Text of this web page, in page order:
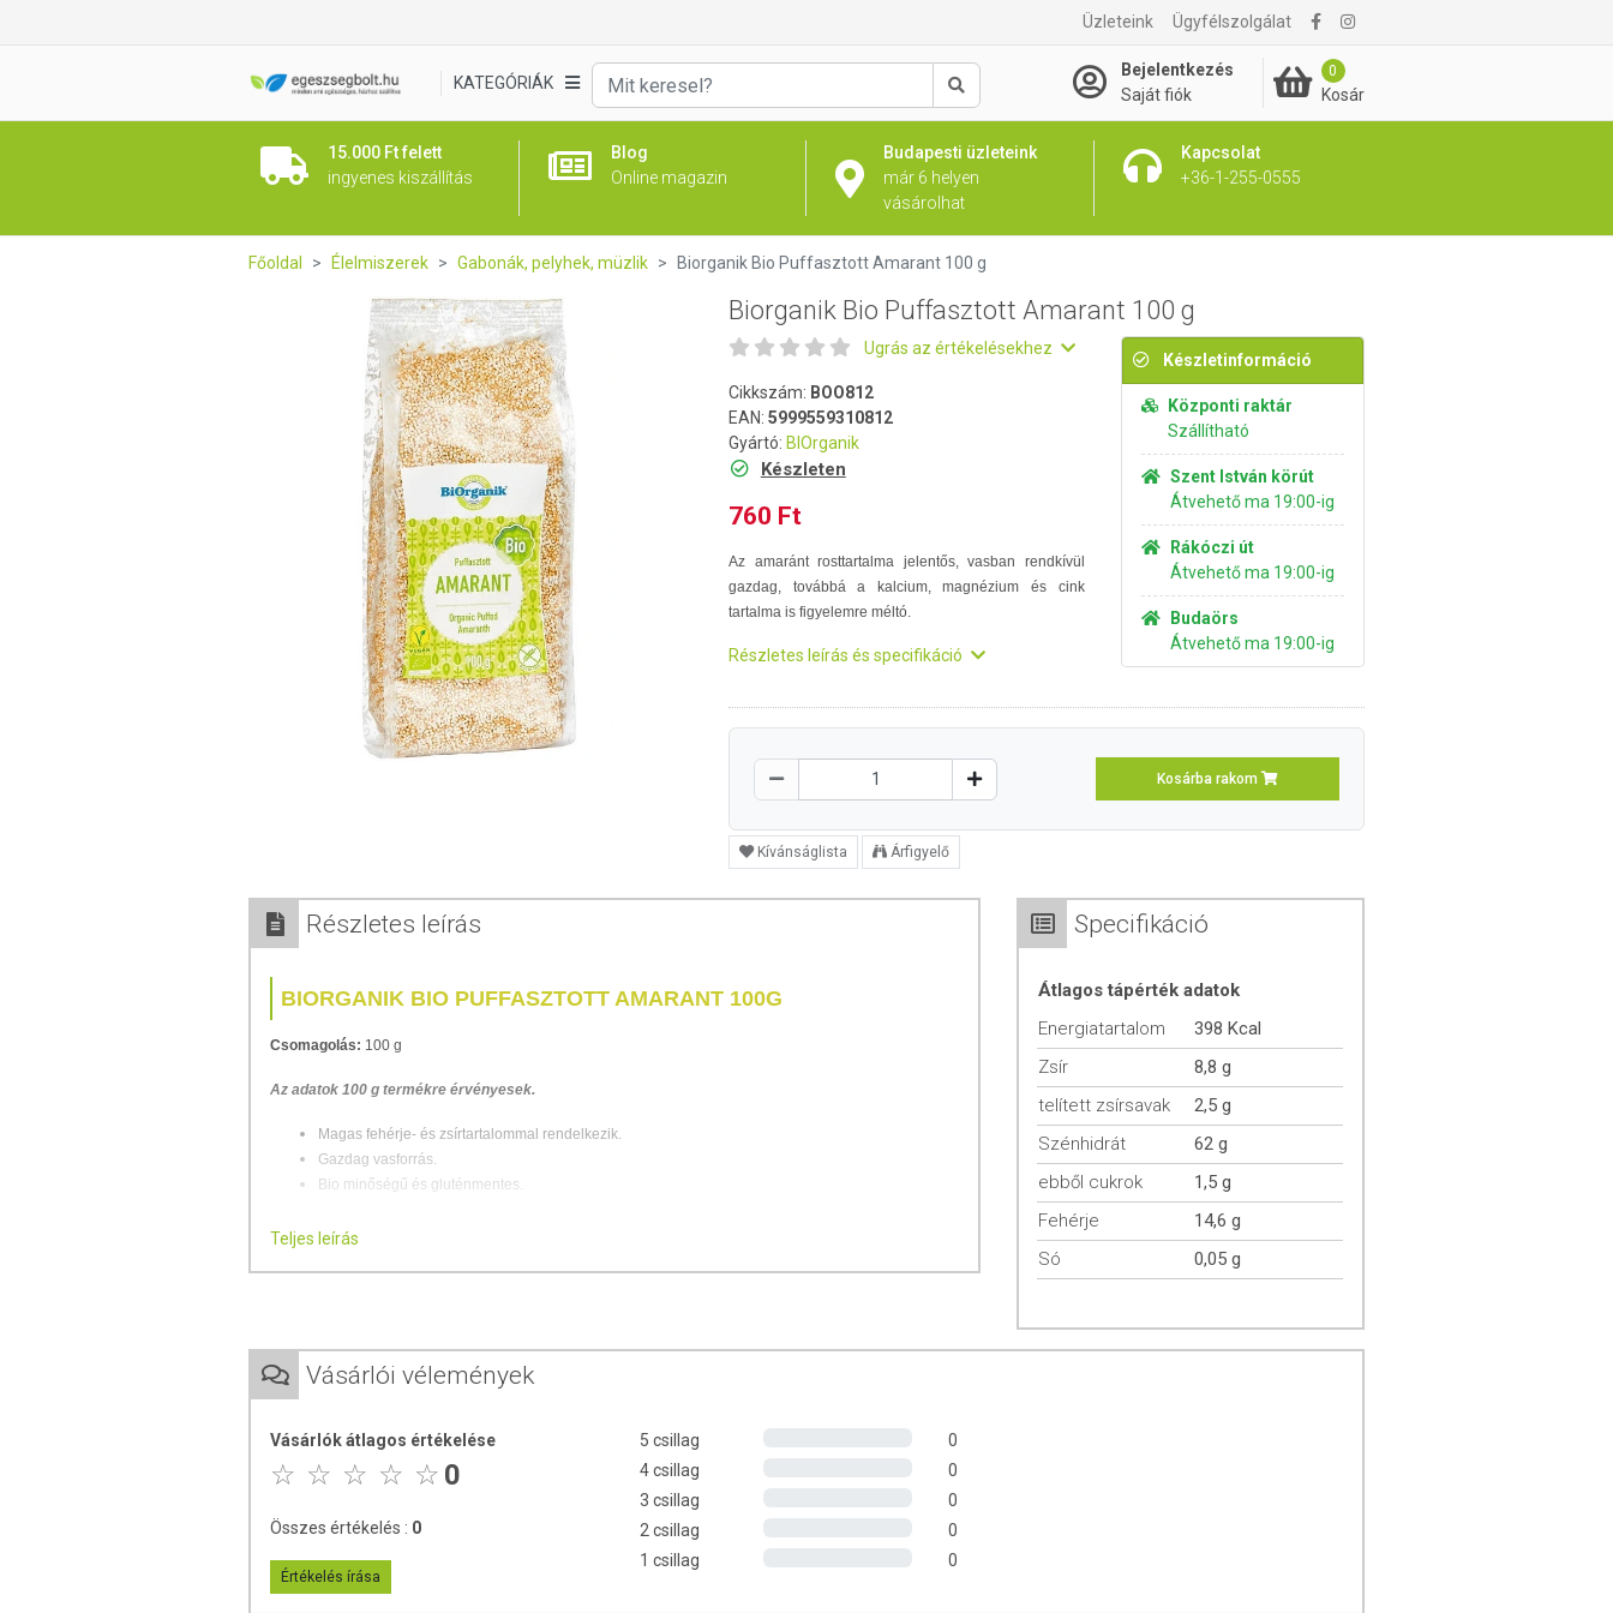
Üzleteink Ügyfélszolgálat
KATEGÓRIÁK
Keresés
Bejelentkezés
Saját fiók
0
Kosár
15.000 Ft felett
ingyenes kiszállítás
Blog
Online magazin
Budapesti üzleteink
már 6 helyen
vásárolhat
Kapcsolat
+36-1-255-0555
760 Ft Kosárba rakom
Főoldal Élelmiszerek Gabonák, pelyhek, müzlik Biorganik Bio Puffasztott Amarant 100 g
Biorganik Bio Puffasztott Amarant 100 g
Ugrás az értékelésekhez
Cikkszám: BOO812
EAN: 5999559310812
Gyártó: BIOrganik
Készleten
760 Ft
Az amaránt rosttartalma jelentős, vasban rendkívül
gazdag, továbbá a kalcium, magnézium és cink
tartalma is figyelemre méltó.
Részletes leírás és specifikáció
Készletinformáció
Központi raktár
Szállítható
Szent István körút
Átvehető ma 19:00-ig
Rákóczi út
Átvehető ma 19:00-ig
Budaörs
Átvehető ma 19:00-ig
Kosárba rakom
Kívánságlista Árfigyelő
Részletes leírás
BIORGANIK BIO PUFFASZTOTT AMARANT 100G
Csomagolás: 100 g
Az adatok 100 g termékre érvényesek.
Magas fehérje- és zsírtartalommal rendelkezik.
Gazdag vasforrás.
Bio minőségű és gluténmentes.
Dél-Amerikából származó álgabona, melyet már évezredekkel ezelőtt is termesztettek és ismerték,
JELENTŐSÉG, HATÁSOK
Az amarant alacsony szénhidráttartalommal, ugyanakkor magas fehérje- és zsírtartalommal
mennyiségben tartalmazlizint, ami különlegessé és hasznossá teszi más gabonákkal összehasonlítva.
Azsírsavakközül a többszörösen telítetlenek a dominánsak.
Magas rosttartalma
támogatja az emésztést, lassítja a szénhidrátok vércukorszint-emelő hatását, és
Teljes leírás
Specifikáció
Átlagos tápérték adatok
Energiatartalom
398 Kcal
Zsír
8,8 g
telített zsírsavak
2,5 g
Szénhidrát
62 g
ebből cukrok
1,5 g
Fehérje
14,6 g
Só
0,05 g
Vásárlói vélemények
Vásárlók átlagos értékelése
0
Összes értékelés : 0
Értékelés írása
5 csillag
0
4 csillag
0
3 csillag
0
2 csillag
0
1 csillag
0